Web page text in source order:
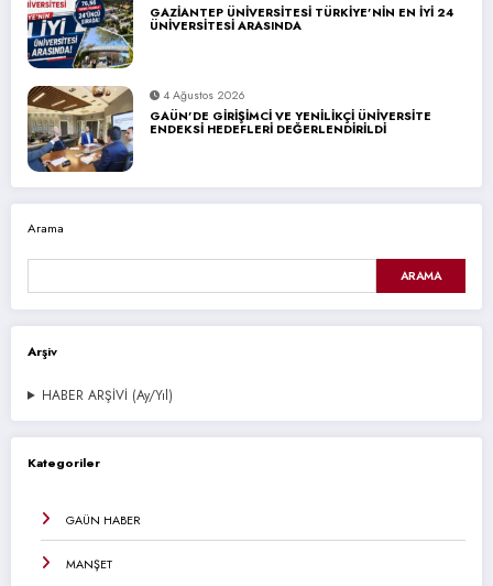
GAZİANTEP ÜNİVERSİTESİ TÜRKİYE’NİN EN İYİ 24
ÜNİVERSİTESİ ARASINDA
4 Ağustos 2026
GAÜN’DE GİRİŞİMCİ VE YENİLİKÇİ ÜNİVERSİTE
ENDEKSİ HEDEFLERİ DEĞERLENDİRİLDİ
Arama
ARAMA
Arşiv
HABER ARŞİVİ (Ay/Yıl)
Kategoriler
GAÜN HABER
MANŞET